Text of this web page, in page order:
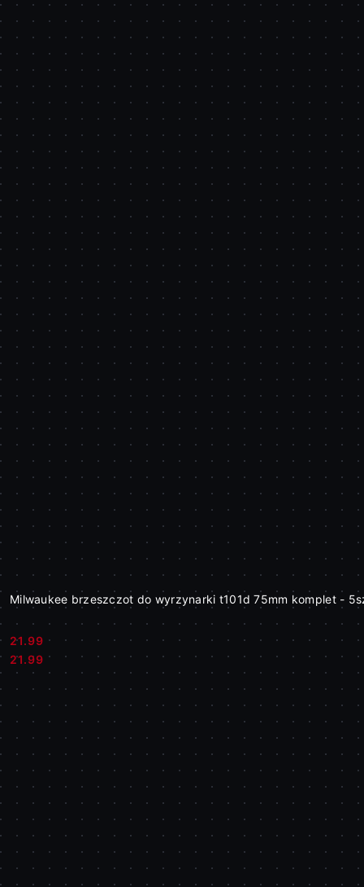
Milwaukee brzeszczot do wyrzynarki t101d 75mm komplet -
Cena:
21.99
Cena:
21.99